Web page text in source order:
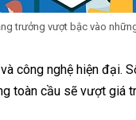
trưởng vượt bậc vào
công nghệ hiện đại.
toàn cầu ​​sẽ vượt giá